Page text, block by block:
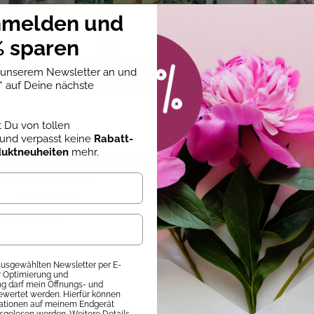
Kew Gardens - das große
Ausmalbuch
22,00 €
Christl Vogl
Christl
Sofort
12,00 €
und
sparen
Newsletter an und
* auf Deine nächste
Du von tollen
und verpasst keine Rabatt-
mehr.
Newsletter per E-
Optimierung und
darf mein Öffnungs- und
werden. Hierfür können
auf meinem Endgerät